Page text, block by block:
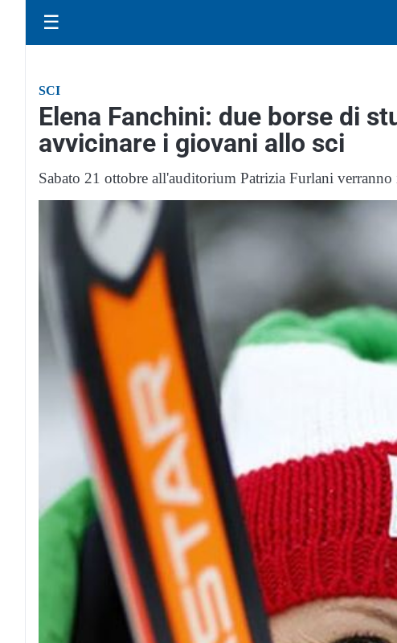
☰
SCI
Elena Fanchini: due borse di
avvicinare i giovani allo sci
Sabato 21 ottobre all'auditorium Patrizia Furlani